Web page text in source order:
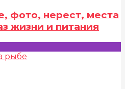
фото, нерест, места
жизни и питания